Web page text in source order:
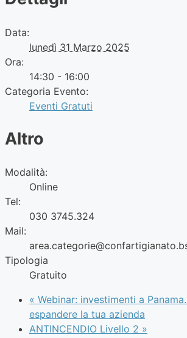
Data:
lunedì 31 Marzo 2025
Ora:
14:30 - 16:00
Categoria Evento:
Eventi Gratuti
Altro
Modalità:
Online
Tel:
030 3745.324
Mail:
Tipologia
Gratuito
« Webinar: investimenti a
espandere la tua azienda
ANTINCENDIO Livello 2 »